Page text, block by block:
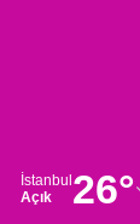
İstanbul
Açık
26°